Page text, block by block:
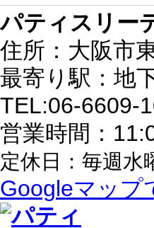
パティスリー
住所：大阪市
最寄り駅：地
TEL:06-6609-
営業時間：
定休日：毎週水
Googleマップ